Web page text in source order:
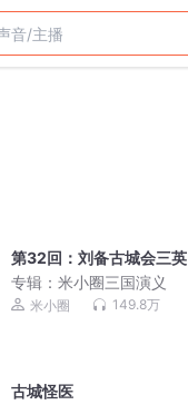
第32回：刘备古城会三英
专辑：米小圈三国演义
米小圈 149.8万
古城怪医